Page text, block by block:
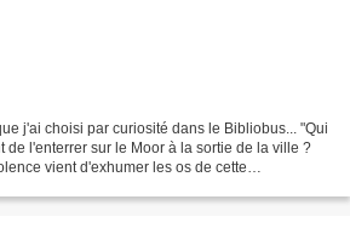
j'ai choisi par curiosité dans le Bibliobus... "Qui
de l'enterrer sur le Moor à la sortie de la ville ?
vient d'exhumer les os de cette